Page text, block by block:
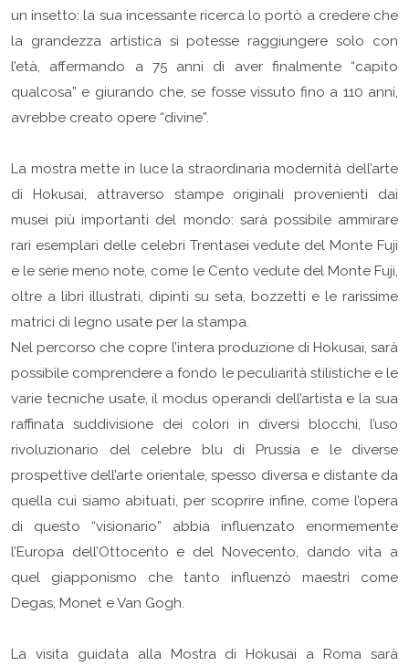
un insetto: la sua incessante ricerca lo portò a credere che
la grandezza artistica si potesse raggiungere solo con
l’età, affermando a 75 anni di aver finalmente “capito
qualcosa” e giurando che, se fosse vissuto fino a 110 anni,
avrebbe creato opere “divine”.
La mostra mette in luce la straordinaria modernità dell’arte
di Hokusai, attraverso stampe originali provenienti dai
musei più importanti del mondo: sarà possibile ammirare
rari esemplari delle celebri Trentasei vedute del Monte Fuji
e le serie meno note, come le Cento vedute del Monte Fuji,
oltre a libri illustrati, dipinti su seta, bozzetti e le rarissime
matrici di legno usate per la stampa.
Nel percorso che copre l’intera produzione di Hokusai, sarà
possibile comprendere a fondo le peculiarità stilistiche e le
varie tecniche usate, il modus operandi dell’artista e la sua
raffinata suddivisione dei colori in diversi blocchi, l’uso
rivoluzionario del celebre blu di Prussia e le diverse
prospettive dell’arte orientale, spesso diversa e distante da
quella cui siamo abituati, per scoprire infine, come l’opera
di questo “visionario” abbia influenzato enormemente
l’Europa dell’Ottocento e del Novecento, dando vita a
quel giapponismo che tanto influenzò maestri come
Degas, Monet e Van Gogh.
La visita guidata alla Mostra di Hokusai a Roma sarà